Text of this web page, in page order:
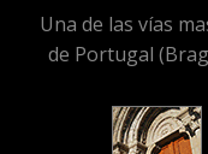
Una de las vías
de Portugal